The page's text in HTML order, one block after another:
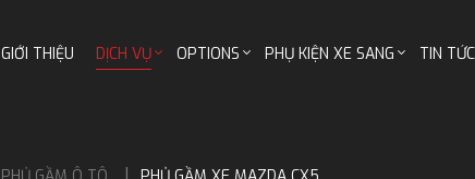
GIỚI THIỆU DỊCH VỤ OPTIONS PHỤ KIỆN XE SANG TIN TỨC